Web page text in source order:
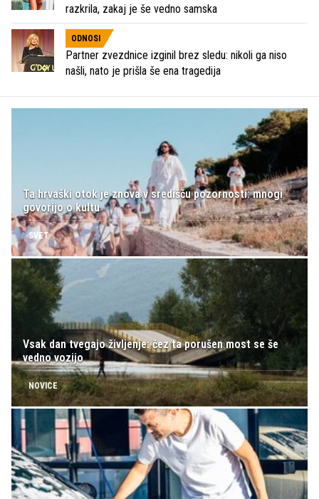
razkrila, zakaj je še vedno samska
ODNOSI
Partner zvezdnice izginil brez sledu: nikoli ga niso
našli, nato je prišla še ena tragedija
Ta hrvaški otok je znova v središču pozornosti: mnogi
govorijo o kultu
SVET
Vsak dan tvegajo življenje: čez ta porušen most se še
vedno vozijo
NOVICE